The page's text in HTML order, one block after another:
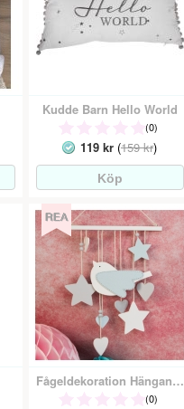
Kudde Barn Hello World
(0)
119 kr (159 kr)
Fågeldekoration Hängande
(0)